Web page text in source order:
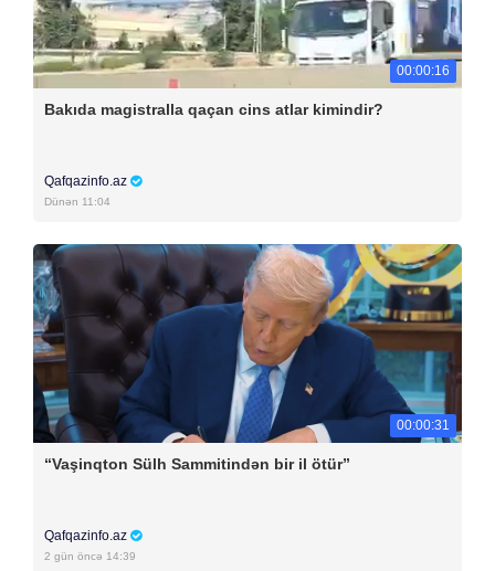
00:00:16
Bakıda magistralla qaçan cins atlar kimindir?
Qafqazinfo.az
Dünən 11:04
00:00:31
“Vaşinqton Sülh Sammitindən bir il ötür”
Qafqazinfo.az
2 gün öncə 14:39